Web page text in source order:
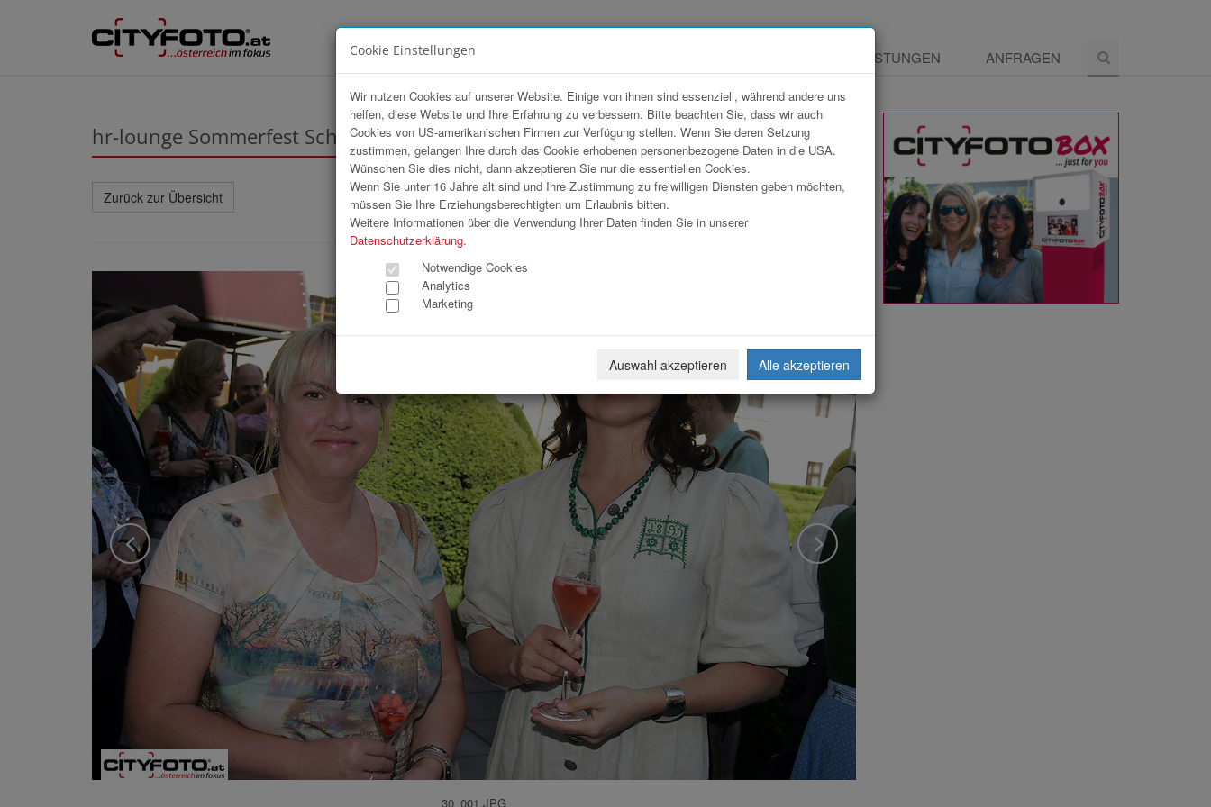
LEISTUNGEN ANFRAGEN
hr-lounge Sommerfest Schloßhotel Mondsee
Zurück zur Übersicht Download Weiterleiten
30_001.JPG
Cookie Einstellungen
Wir nutzen Cookies auf unserer Website. Einige von ihnen sind essenziell, während andere uns
helfen, diese Website und Ihre Erfahrung zu verbessern. Bitte beachten Sie, dass wir auch
Cookies von US-amerikanischen Firmen zur Verfügung stellen. Wenn Sie deren Setzung
zustimmen, gelangen Ihre durch das Cookie erhobenen personenbezogene Daten in die USA.
Wünschen Sie dies nicht, dann akzeptieren Sie nur die essentiellen Cookies.
Wenn Sie unter 16 Jahre alt sind und Ihre Zustimmung zu freiwilligen Diensten geben möchten,
müssen Sie Ihre Erziehungsberechtigten um Erlaubnis bitten.
Weitere Informationen über die Verwendung Ihrer Daten finden Sie in unserer
Datenschutzerklärung.
Notwendige Cookies
Analytics
Marketing
Auswahl akzeptieren Alle akzeptieren